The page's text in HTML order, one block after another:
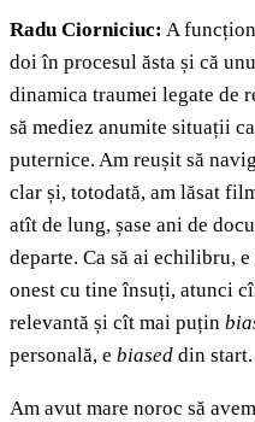
Radu Ciorniciuc: A
doi în procesul ăsta și că
dinamica traumei legate de
să mediez anumite situații
puternice. Am reușit să
clar și, totodată, am lăsat
atît de lung, șase ani de
departe. Ca să ai echilibru,
onest cu tine însuți, atunci
relevantă și cît mai puțin
personală, e biased din start.
Am avut mare noroc să